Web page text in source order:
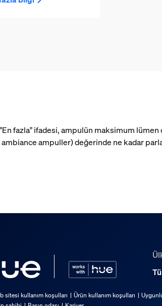
fazla" ifadesi, ampulün maksimum lümen
ampuller) değerinde ne kadar
sitesi kullanım koşulları Ürün kullanım koşulları